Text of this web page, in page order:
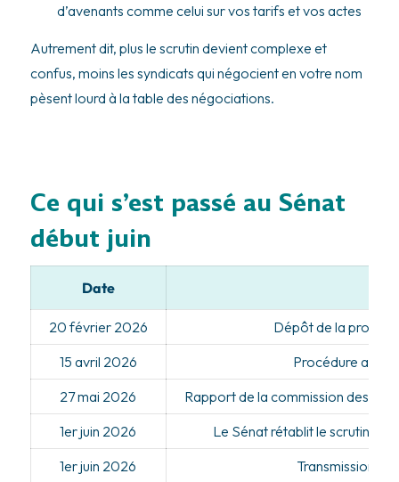
d’avenants comme celui sur vos tarifs et vos actes
Autrement dit, plus le scrutin devient complexe et
confus, moins les syndicats qui négocient en votre nom
pèsent lourd à la table des négociations.
Ce qui s’est passé au Sénat
début juin
Date
20 février 2026
Dépôt de la
15 avril 2026
Procédure
27 mai 2026
Rapport de la commission des
1er juin 2026
Le Sénat rétablit le scrutin
1er juin 2026
Transmission à